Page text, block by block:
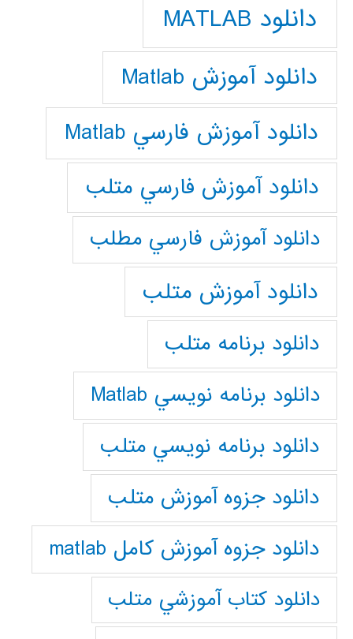
دانلود MATLAB
دانلود آموزش Matlab
دانلود آموزش فارسي Matlab
دانلود آموزش فارسي متلب
دانلود آموزش فارسي مطلب
دانلود آموزش متلب
دانلود برنامه متلب
دانلود برنامه نويسي Matlab
دانلود برنامه نويسي متلب
دانلود جزوه آموزش متلب
دانلود جزوه آموزش کامل matlab
دانلود كتاب آموزشي متلب